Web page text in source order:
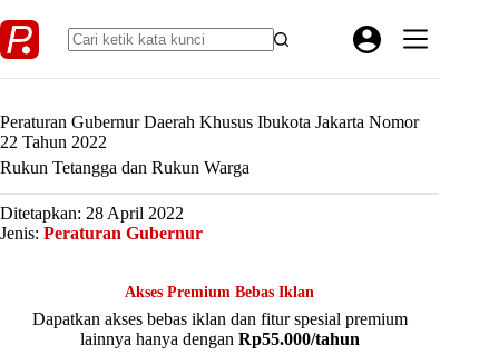
to
content
Peraturan Gubernur Daerah Khusus Ibukota Jakarta Nomor
22 Tahun 2022
Rukun Tetangga dan Rukun Warga
Ditetapkan: 28 April 2022
Jenis: Peraturan Gubernur
Akses Premium Bebas Iklan
Dapatkan akses bebas iklan dan fitur spesial premium
lainnya hanya dengan Rp55.000/tahun